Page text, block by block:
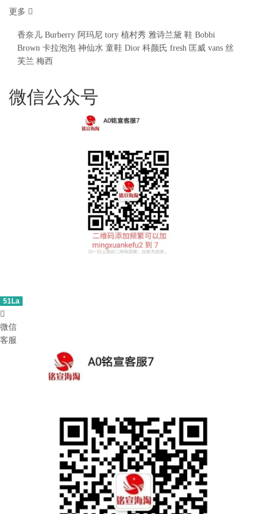
更多
香奈儿 Burberry 阿玛尼 tory 植村秀 雅诗兰黛 鞋 Bobbi
Brown 卡拉泡泡 神仙水 童鞋 Dior 科颜氏 fresh 匡威 vans 丝
芙兰 梅西
微信公众号
51La

微信
客服